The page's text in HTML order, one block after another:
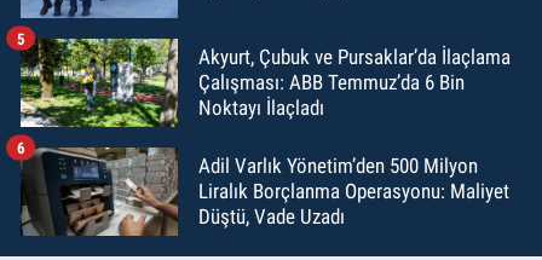
Akyurt, Çubuk ve Pursaklar’da İlaçlama
Çalışması: ABB Temmuz’da 6 Bin
Noktayı İlaçladı
5
Adil Varlık Yönetim’den 500 Milyon
Liralık Borçlanma Operasyonu: Maliyet
Düştü, Vade Uzadı
6